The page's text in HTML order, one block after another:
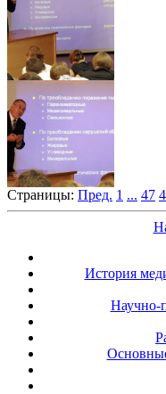
Страницы: Пред. 1 ... 47
История
Научно-